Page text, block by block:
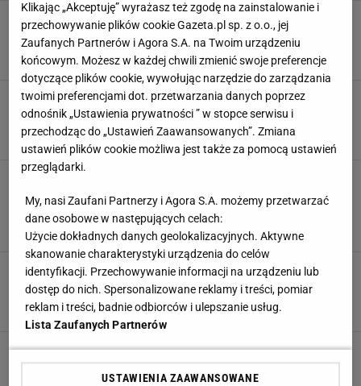
Nie uwierzysz, ile zapłaciłam za te wygodne
szorty - w Sinsay są za 8 zł, a nie prześwitują
Magdalena Pastwa,18 LIPCA 2026, 18:11
Ta wyprzedaż w Sinsay pachnie wakacjami.
Muślinowe ubrania są lekkie jak chmurka
Marta Podściańska,8 LIPCA 2026, 11:14
koronkowym wykończeniem królują na szczycie
trendów na lato 2026
Klaudia Kierzkowska,2 LIPCA 2026, 21:29
Idealne na wakacje i do miasta. Te szorty z
Sinsay są teraz na wyprzedaży za 7,99 zł
Natalia Jarmul,1 LIPCA 2026, 05:57
Szorty z falbanką to nowy ulubiony wybór Polek
na urlop - wygodne, a jakie stylowe
Klikając „Akceptuję” wyrażasz też zgodę na zainstalowanie i
przechowywanie plików cookie Gazeta.pl sp. z o.o., jej
Zaufanych Partnerów i Agora S.A. na Twoim urządzeniu
końcowym. Możesz w każdej chwili zmienić swoje preferencje
dotyczące plików cookie, wywołując narzędzie do zarządzania
twoimi preferencjami dot. przetwarzania danych poprzez
odnośnik „Ustawienia prywatności ” w stopce serwisu i
przechodząc do „Ustawień Zaawansowanych”. Zmiana
ustawień plików cookie możliwa jest także za pomocą ustawień
przeglądarki.
My, nasi Zaufani Partnerzy i Agora S.A. możemy przetwarzać
dane osobowe w następujących celach:
Użycie dokładnych danych geolokalizacyjnych. Aktywne
skanowanie charakterystyki urządzenia do celów
identyfikacji. Przechowywanie informacji na urządzeniu lub
dostęp do nich. Spersonalizowane reklamy i treści, pomiar
reklam i treści, badnie odbiorców i ulepszanie usług.
Lista Zaufanych Partnerów
USTAWIENIA ZAAWANSOWANE